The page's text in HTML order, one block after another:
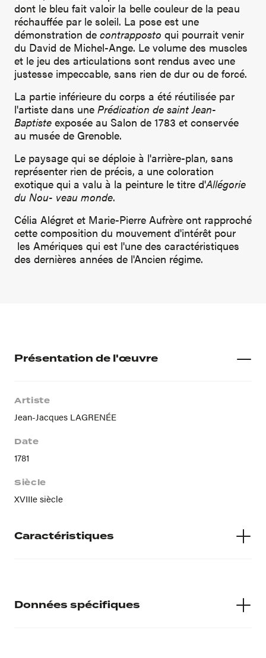
dont le bleu fait valoir la belle couleur de la peau
réchauffée par le soleil. La pose est une
démonstration de contrapposto qui pourrait venir
du David de Michel-Ange. Le volume des muscles
et le jeu des articulations sont rendus avec une
justesse impeccable, sans rien de dur ou de forcé.
La partie inférieure du corps a été réutilisée par
l'artiste dans une Prédication de saint Jean-
Baptiste exposée au Salon de 1783 et conservée
au musée de Grenoble.
Le paysage qui se déploie à l'arrière-plan, sans
représenter rien de précis, a une coloration
exotique qui a valu à la peinture le titre d'Allégorie
du Nou- veau monde.
Célia Alégret et Marie-Pierre Aufrère ont rapproché
cette composition du mouvement d'intérêt pour
les Amériques qui est l'une des caractéristiques
des dernières années de l'Ancien régime.
Présentation de l'œuvre
Artiste
Jean-Jacques LAGRENÉE
Date
1781
Siècle
XVIIIe siècle
Caractéristiques
Données spécifiques